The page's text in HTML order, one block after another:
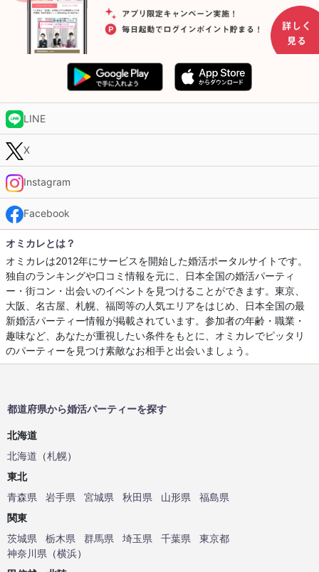
LINE
X
Instagram
Facebook
オミカレとは？
オミカレは2012年にサービスを開始した婚活ポータルサイトです。
独自のランキングや口コミ情報を元に、日本全国の婚活パーティ
ー・街コン・出会いのイベントを見つけることができます。東京、
大阪、名古屋、札幌、福岡等の人気エリアをはじめ、日本全国の最
新婚活パーティー情報が掲載されています。参加者の年齢・職業・
趣味など、あなたが重視したい条件をもとに、オミカレでピッタリ
のパーティーを見つけ素敵なお相手と出会いましょう。
都道府県から婚活パーティーを探す
北海道
北海道 （札幌）
東北
青森県
岩手県 宮城県 秋田県 山形県
福島県
関東
茨城県
栃木県 群馬県 埼玉県 千葉県
東京都
神奈川県 （横浜）